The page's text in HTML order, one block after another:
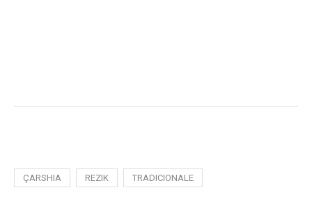
ÇARSHIA REZIK TRADICIONALE